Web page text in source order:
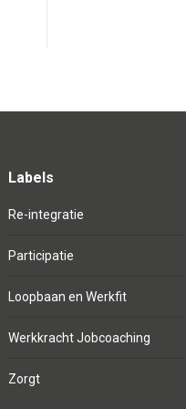
Labels
Re-integratie
Participatie
Loopbaan en Werkfit
Werkkracht Jobcoaching
Zorgt